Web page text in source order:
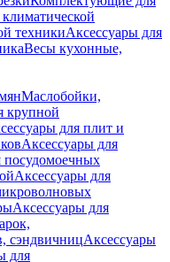
техникиАксессуары для
Весы кухонные,
Маслобойки,
крупной
для плит и
Аксессуары для
посудомоечных
Аксессуары для
Аксессуары для
сэндвичницАксессуары
для